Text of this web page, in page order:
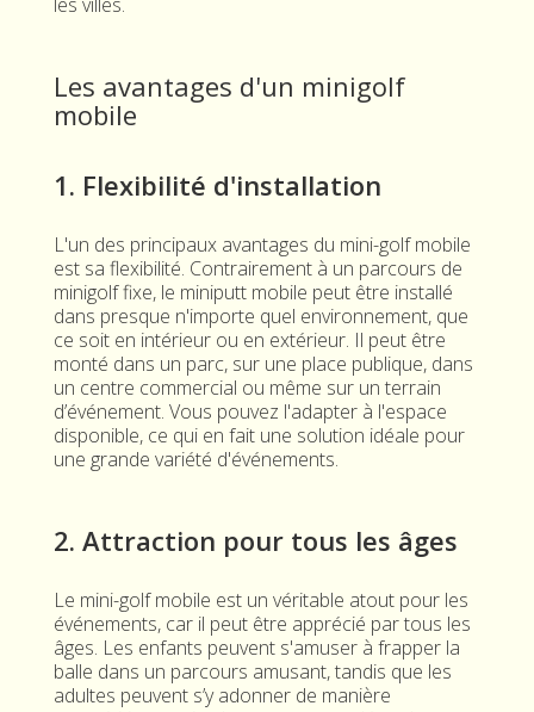
Les avantages d'un minigolf
mobile
1. Flexibilité d'installation
L'un des principaux avantages du mini-golf mobile
est sa flexibilité. Contrairement à un parcours de
minigolf fixe, le miniputt mobile peut être installé
dans presque n'importe quel environnement, que
ce soit en intérieur ou en extérieur. Il peut être
monté dans un parc, sur une place publique, dans
un centre commercial ou même sur un terrain
d’événement. Vous pouvez l'adapter à l'espace
disponible, ce qui en fait une solution idéale pour
une grande variété d'événements.
2. Attraction pour tous les âges
Le mini-golf mobile est un véritable atout pour les
événements, car il peut être apprécié par tous les
âges. Les enfants peuvent s'amuser à frapper la
balle dans un parcours amusant, tandis que les
adultes peuvent s’y adonner de manière